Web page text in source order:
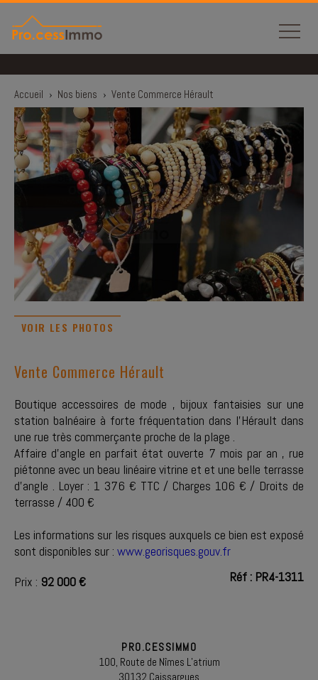
Accueil › Nos biens › Vente Commerce Hérault
VOIR LES PHOTOS
Vente Commerce Hérault
Boutique accessoires de mode , bijoux fantaisies sur une
station balnéaire à forte fréquentation dans l'Hérault dans
une rue très commerçante proche de la plage .
Affaire d'angle en parfait état ouverte 7 mois par an , rue
piétonne avec un beau linéaire vitrine et et une belle terrasse
d'angle . Loyer : 1 376 € TTC / Charges 106 € / Droits de
terrasse / 400 €
Les informations sur les risques auxquels ce bien est exposé
sont disponibles sur : www.georisques.gouv.fr
Réf : PR4-1311
Prix : 92 000 €
PRO.CESSIMMO
100, Route de Nîmes L’atrium
30132 Caissargues
Panneau de gestion des cookies